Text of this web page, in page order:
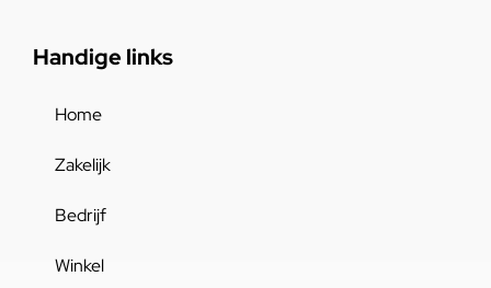
Handige links
Home
Zakelijk
Bedrijf
Winkel